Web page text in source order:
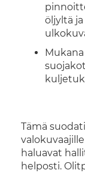
öljyltä
Tämä
haluavat
helposti.